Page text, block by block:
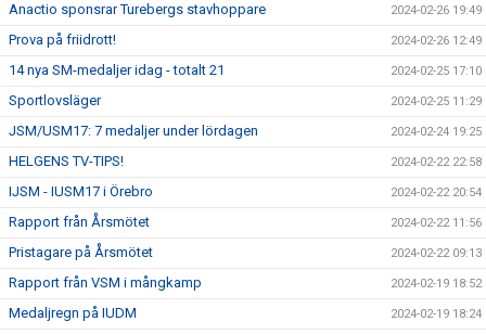
Anactio sponsrar Turebergs stavhoppare 2024-02-26 19:49
Prova på friidrott! 2024-02-26 12:49
14 nya SM-medaljer idag - totalt 21 2024-02-25 17:10
Sportlovsläger 2024-02-25 11:29
JSM/USM17: 7 medaljer under lördagen 2024-02-24 19:25
HELGENS TV-TIPS! 2024-02-22 22:58
IJSM - IUSM17 i Örebro 2024-02-22 20:54
Rapport från Årsmötet 2024-02-22 11:56
Pristagare på Årsmötet 2024-02-22 09:13
Rapport från VSM i mångkamp 2024-02-19 18:52
Medaljregn på IUDM 2024-02-19 18:24